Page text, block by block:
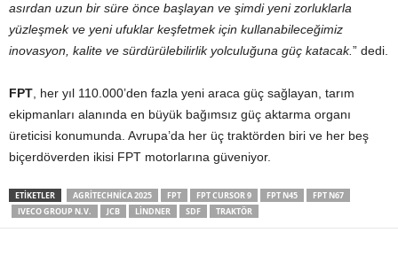
asırdan uzun bir süre önce başlayan ve şimdi yeni zorluklarla
yüzleşmek ve yeni ufuklar keşfetmek için kullanabileceğimiz
inovasyon, kalite ve sürdürülebilirlik yolculuğuna güç katacak.” dedi.
FPT , her yıl 110.000’den fazla yeni araca güç sağlayan, tarım
ekipmanları alanında en büyük bağımsız güç aktarma organı
üreticisi konumunda. Avrupa’da her üç traktörden biri ve her beş
biçerdöverden ikisi FPT motorlarına güveniyor.
ETIKETLER AGRITECHNICA 2025 FPT FPT CURSOR 9 FPT N45
FPT N67
IVECO GROUP N.V.
JCB LINDNER SDF TRAKTÖR